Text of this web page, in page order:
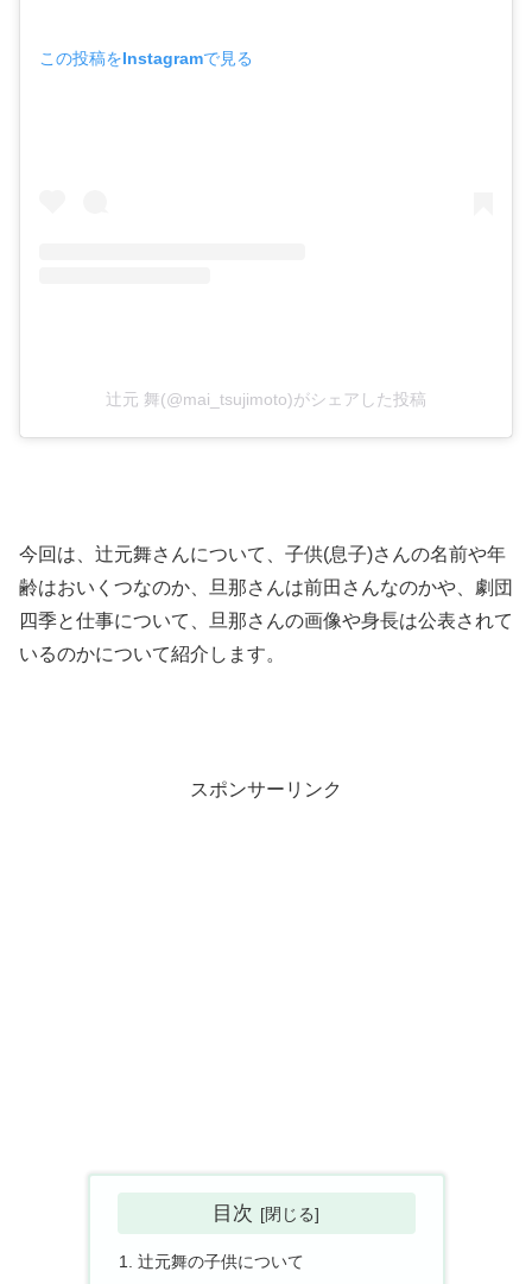
この投稿をInstagramで見る
辻元 舞(@mai_tsujimoto)がシェアした投稿
今回は、辻元舞さんについて、子供(息子)さんの名前や年
齢はおいくつなのか、旦那さんは前田さんなのかや、劇団
四季と仕事について、旦那さんの画像や身長は公表されて
いるのかについて紹介します。
スポンサーリンク
目次
辻元舞の子供について